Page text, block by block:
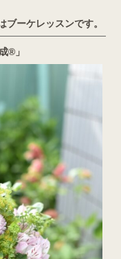
ーケレッスンです。
®」